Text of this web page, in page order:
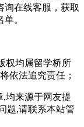
询在线客服 ，获取
。
权均属留学桥所
依法追究责任；
均来源于网友提
题,请联系本站管